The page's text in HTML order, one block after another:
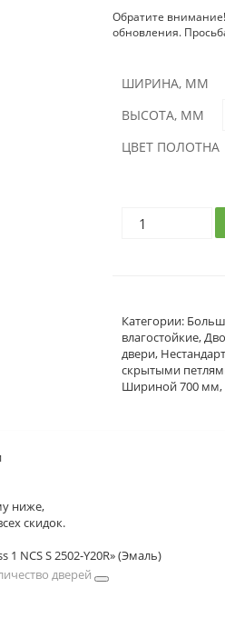
Обратите
обновления.
ШИРИНА, ММ
ВЫСОТА, ММ
ЦВЕТ ПОЛОТНА
Категории:
влагостойкие,
двери,
скрытыми
Шириной 700 мм,
ниже,
скидок.
NCS S 2502-Y20R» (Эмаль)
дверей